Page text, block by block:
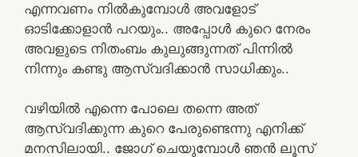
എന്നവണം നിൽകുമ്പോൾ അവളോട്‌
ഓടിക്കോളാൻ പറയും.. അപ്പോൾ കുറെ നേരം
അവളുടെ നിതംബം കുലുങ്ങുന്നത് പിന്നിൽ
നിന്നും കണ്ടു ആസ്വദിക്കാൻ സാധിക്കും..
വഴിയിൽ എന്നെ പോലെ തന്നെ അത്
ആസ്വദിക്കുന്ന കുറെ പേരുണ്ടെന്നു എനിക്ക്
മനസിലായി.. ജോഗ് ചെയുമ്പോൾ ഞൻ ലൂസ്